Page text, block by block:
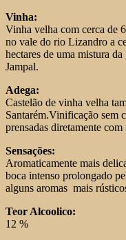
Vinha:
Vinha velha com cerca de
no vale do rio Lizandro a
hectares de uma mistura
Jampal.
Adega:
Castelão de vinha velha
Santarém.Vinificação sem
prensadas diretamente
Sensações:
Aromaticamente mais
boca intenso prolongado
alguns aromas mais
Teor Alcoolico:
12 %